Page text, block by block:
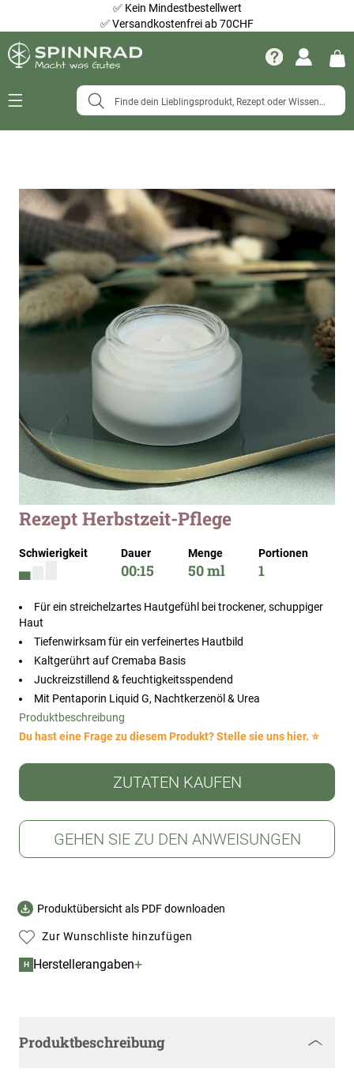
✅ Kein Mindestbestellwert
✅Versandkostenfrei ab 70CHF
Navigation
Zum
Ende
der
springen
Zum
Anfang
Bildergalerie
springen
Rezept Herbstzeit-Pflege
Schwierigkeit Dauer
00:15
Menge
50 ml
Portionen
1
Für ein streichelzartes Hautgefühl bei trockener, schuppiger
Haut
Tiefenwirksam für ein verfeinertes Hautbild
Kaltgerührt auf Cremaba Basis
Juckreizstillend & feuchtigkeitsspendend
Mit Pentaporin Liquid G, Nachtkerzenöl & Urea
Produktbeschreibung
Du hast eine Frage zu diesem Produkt? Stelle sie uns hier. ⭐
ZUTATEN KAUFEN
GEHEN SIE ZU DEN ANWEISUNGEN
Produktübersicht als PDF downloaden
Zur Wunschliste hinzufügen
H Herstellerangaben+
Produktbeschreibung